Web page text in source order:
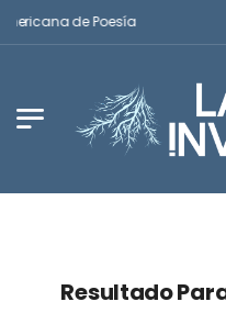
de Poesía
Resultado